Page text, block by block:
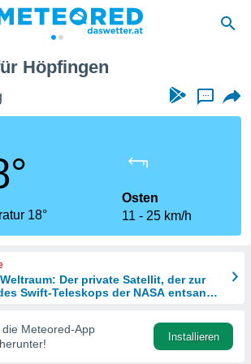
Höpfingen
...
18°
Osten
11
25 km/h
Der private Satellit, der zur
Swift-Teleskops der NASA entsandt
die Meteored-App
Installieren